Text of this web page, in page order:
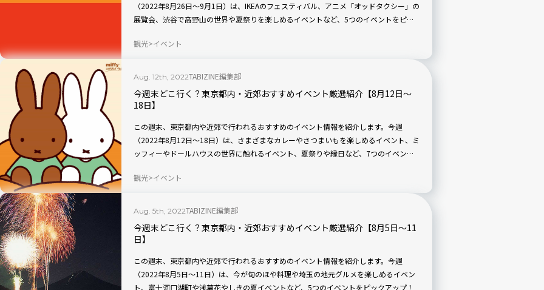
（2022年8月26日〜9月1日）は、IKEAのフェスティバル、アニメ「オッドタクシー」の
展覧会、渋谷で高野山の世界や夏祭りを楽しめるイベントなど、5つのイベントをピッ
観光 イベント
Aug. 12th, 2022TABIZINE編集部
今週末どこ行く？東京都内・近郊おすすめイベント厳選紹介【8月12日〜
18日】
この週末、東京都内や近郊で行われるおすすめのイベント情報を紹介します。今週
（2022年8月12日〜18日）は、さまざまなカレーやさつまいもを楽しめるイベント、ミ
ッフィーやドールハウスの世界に触れるイベント、夏祭りや縁日など、7つのイベント
観光 イベント
Aug. 5th, 2022TABIZINE編集部
今週末どこ行く？東京都内・近郊おすすめイベント厳選紹介【8月5日〜11
日】
この週末、東京都内や近郊で行われるおすすめのイベント情報を紹介します。今週
（2022年8月5日〜11日）は、今が旬のほや料理や埼玉の地元グルメを楽しめるイベン
ト、富士河口湖町や浅草花やしきの夏イベントなど、5つのイベントをピックアップ！